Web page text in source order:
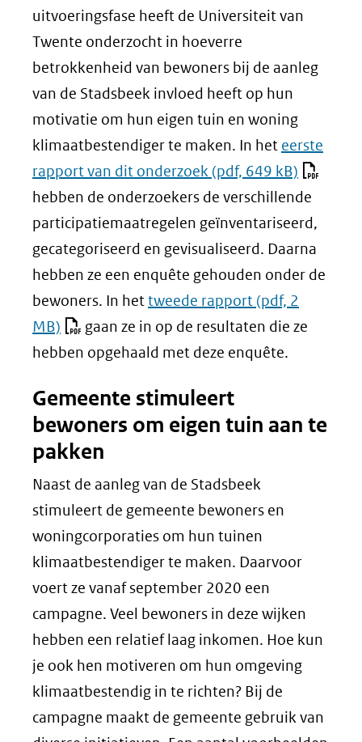
uitvoeringsfase heeft de Universiteit van
Twente onderzocht in hoeverre
betrokkenheid van bewoners bij de aanleg
van de Stadsbeek invloed heeft op hun
motivatie om hun eigen tuin en woning
klimaatbestendiger te maken. In het eerste
rapport van dit onderzoek (pdf, 649 kB)
hebben de onderzoekers de verschillende
participatiemaatregelen geïnventariseerd,
gecategoriseerd en gevisualiseerd. Daarna
hebben ze een enquête gehouden onder de
bewoners. In hettweede rapport (pdf, 2
MB)
gaan ze in op de resultaten die ze
hebben opgehaald met deze enquête.
Gemeente stimuleert
bewoners om eigen tuin aan te
pakken
Naast de aanleg van de Stadsbeek
stimuleert de gemeente bewoners en
woningcorporaties om hun tuinen
klimaatbestendiger te maken. Daarvoor
voert ze vanaf september 2020 een
campagne. Veel bewoners in deze wijken
hebben een relatief laag inkomen. Hoe kun
je ook hen motiveren om hun omgeving
klimaatbestendig in te richten? Bij de
campagne maakt de gemeente gebruik van